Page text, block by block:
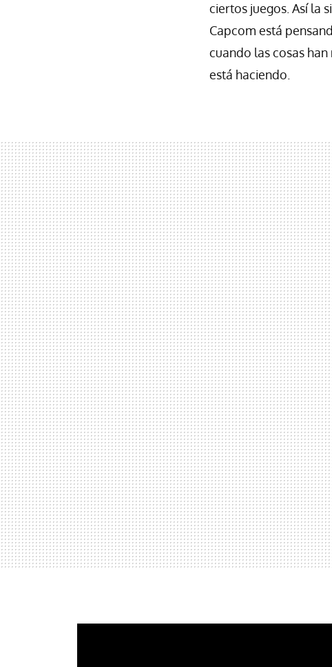
ciertos juegos. Así la
Capcom está
cuando las cosas
está haciendo.